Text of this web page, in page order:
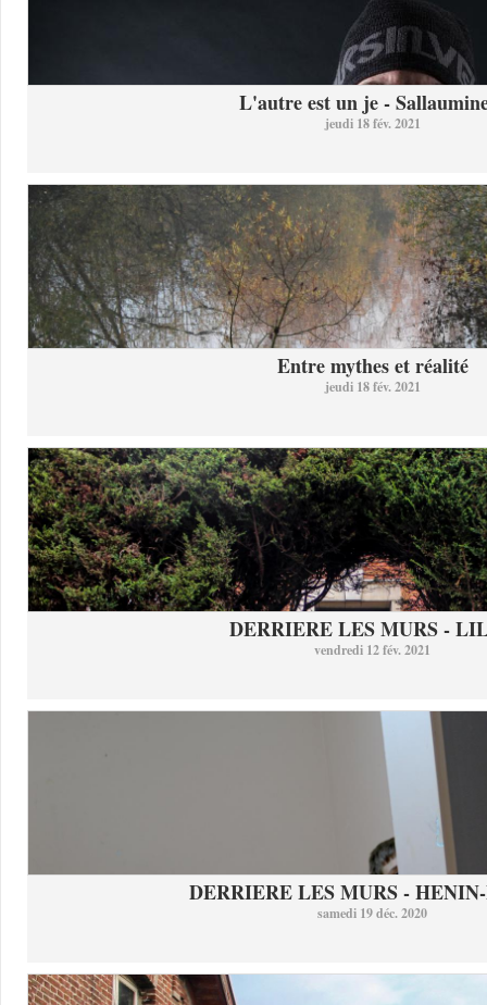
L'autre est un je -
jeudi 18 fév. 2021
Entre mythes et réalité
jeudi 18 fév. 2021
DERRIERE LES MURS -
vendredi 12 fév. 2021
DERRIERE LES MURS -
samedi 19 déc. 2020